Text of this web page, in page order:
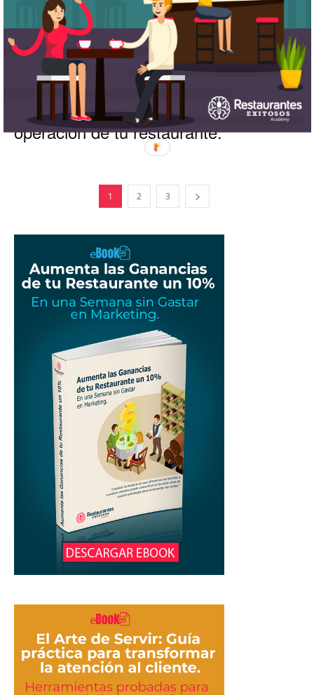
7 consejos para evitar riesgos en la
operación de tu restaurante.
1 2 3